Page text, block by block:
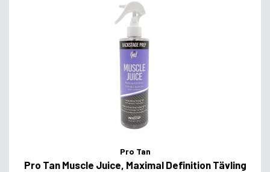
Pro Tan
Pro Tan Muscle Juice, Maximal Definition Tävling